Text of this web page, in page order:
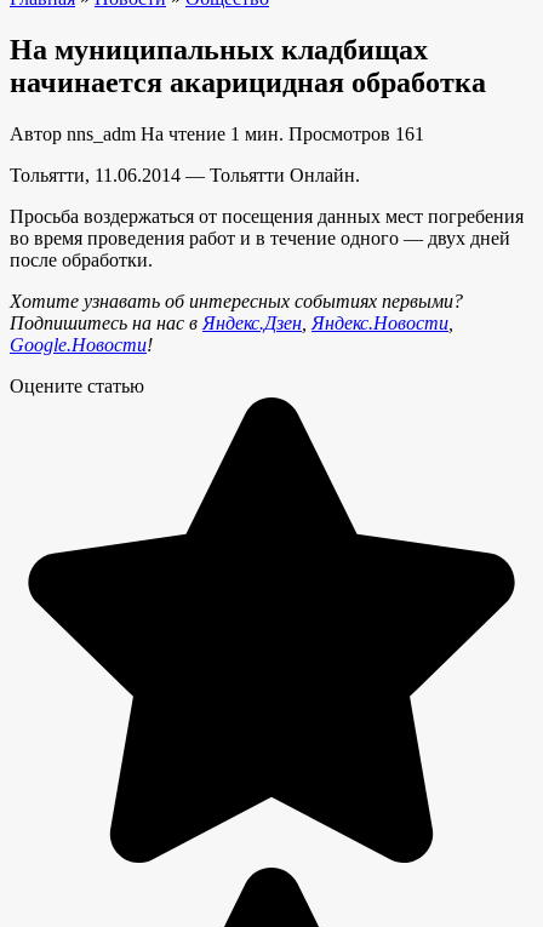
На муниципальных кладбищах
начинается акарицидная обработка
Автор nns_adm На чтение 1 мин. Просмотров 161
Тольятти, 11.06.2014 — Тольятти Онлайн.
Просьба воздержаться от посещения данных мест погребения
во время проведения работ и в течение одного — двух дней
после обработки.
Хотите узнавать об интересных событиях первыми?
Подпишитесь на нас в Яндекс.Дзен Яндекс.Новости
Google.Новости!
Оцените статью